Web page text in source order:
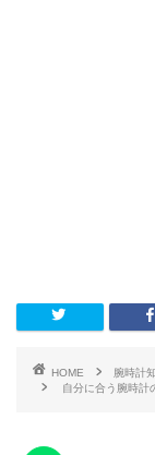
HOME
腕時計
自分に合う腕時計